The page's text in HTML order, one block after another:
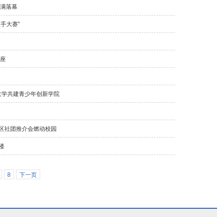
落幕
大赛”
共建青少年创新学院
社团推介会燃动校园
8 下一页